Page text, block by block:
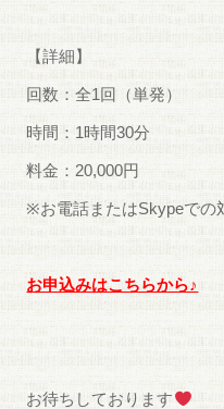
【詳細】
回数：全1回（単発）
時間：1時間30分
料金：20,000円
※お電話またはSkypeでの
お申込みはこちらから♪
お待ちしております